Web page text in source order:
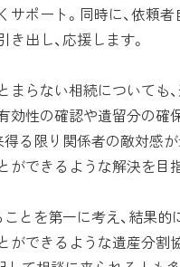
ポート。同時に、依頼
出し、応援します。
らない相続についても
効性の確認や遺留分の確
得る限り関係者の敵対感
ができるような解決を目
とを第一に考え、結果的
ができるような遺産分割